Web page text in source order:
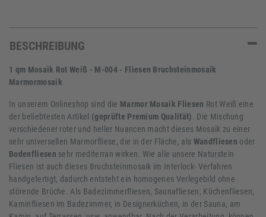
BESCHREIBUNG
1 qm Mosaik Rot Weiß - M-004 - Fliesen Bruchsteinmosaik
Marmormosaik
In unserem Onlineshop sind die Marmor Mosaik Fliesen Rot Weiß eine
der beliebtesten Artikel (geprüfte Premium Qualität)
. Die Mischung
verschiedener roter und heller Nuancen macht dieses Mosaik zu einer
sehr universellen Marmorfliese, die in der Fläche, als Wandfliesen oder
Bodenfliesen sehr mediterran wirken. Wie alle unsere Naturstein
Fliesen ist auch dieses Bruchsteinmosaik im Interlock- Verfahren
handgefertigt, dadurch entsteht ein homogenes Verlegebild ohne
störende Brüche. Als Badezimmerfliesen, Saunafliesen, Küchenfliesen,
Kaminfliesen im Badezimmer, in Designerküchen, in der Sauna, am